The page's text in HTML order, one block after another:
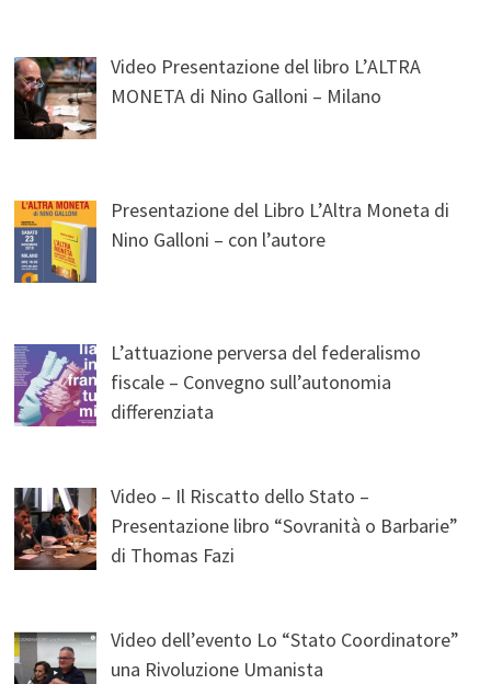
Video Presentazione del libro L’ALTRA
MONETA di Nino Galloni – Milano
Presentazione del Libro L’Altra Moneta di
Nino Galloni – con l’autore
L’attuazione perversa del federalismo
fiscale – Convegno sull’autonomia
differenziata
Video – Il Riscatto dello Stato –
Presentazione libro “Sovranità o Barbarie”
di Thomas Fazi
Video dell’evento Lo “Stato Coordinatore”
una Rivoluzione Umanista